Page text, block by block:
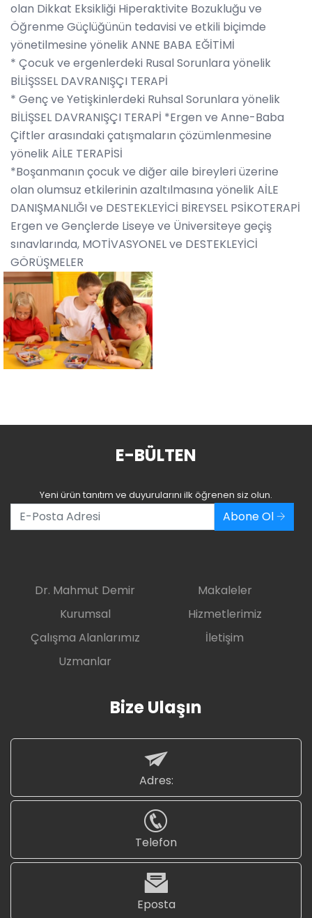
olan Dikkat Eksikliği Hiperaktivite Bozukluğu ve
Öğrenme Güçlüğünün tedavisi ve etkili biçimde
yönetilmesine yönelik ANNE BABA EĞİTİMİ
* Çocuk ve ergenlerdeki Rusal Sorunlara yönelik
BİLİŞSSEL DAVRANIŞÇI TERAPİ
* Genç ve Yetişkinlerdeki Ruhsal Sorunlara yönelik
BİLİŞSEL DAVRANIŞÇI TERAPİ *Ergen ve Anne-Baba
Çiftler arasındaki çatışmaların çözümlenmesine
yönelik AİLE TERAPİSİ
*Boşanmanın çocuk ve diğer aile bireyleri üzerine
olan olumsuz etkilerinin azaltılmasına yönelik AİLE
DANIŞMANLIĞI ve DESTEKLEYİCİ BİREYSEL PSİKOTERAPİ
Ergen ve Gençlerde Liseye ve Üniversiteye geçiş
sınavlarında, MOTİVASYONEL ve DESTEKLEYİCİ
GÖRÜŞMELER
E-BÜLTEN
Yeni ürün tanıtım ve duyurularını ilk öğrenen siz olun.
Abone Ol
Dr. Mahmut Demir
Kurumsal
Çalışma Alanlarımız
Uzmanlar
Makaleler
Hizmetlerimiz
İletişim
Bize Ulaşın
Adres:
Telefon
Eposta